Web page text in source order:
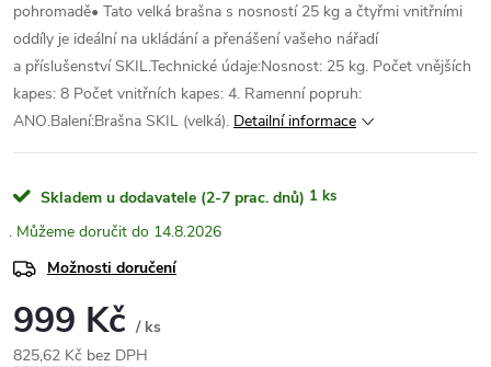
pohromadě• Tato velká brašna s nosností 25 kg a čtyřmi vnitřními
oddíly je ideální na ukládání a přenášení vašeho nářadí
a příslušenství SKIL.Technické údaje:Nosnost: 25 kg. Počet vnějších
kapes: 8 Počet vnitřních kapes: 4. Ramenní popruh:
ANO.Balení:Brašna SKIL (velká). Detailní informace
Skladem u dodavatele (2-7 prac. dnů) 1 ks
14.8.2026
Možnosti doručení
999 Kč / ks
825,62 Kč bez DPH